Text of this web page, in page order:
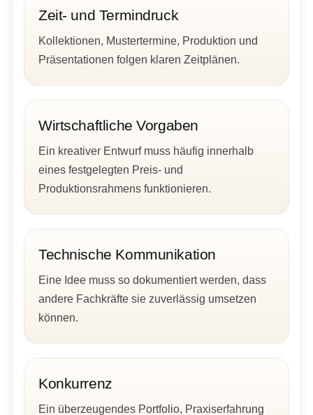
Zeit- und Termindruck
Kollektionen, Mustertermine, Produktion und
Präsentationen folgen klaren Zeitplänen.
Wirtschaftliche Vorgaben
Ein kreativer Entwurf muss häufig innerhalb
eines festgelegten Preis- und
Produktionsrahmens funktionieren.
Technische Kommunikation
Eine Idee muss so dokumentiert werden, dass
andere Fachkräfte sie zuverlässig umsetzen
können.
Konkurrenz
Ein überzeugendes Portfolio, Praxiserfahrung